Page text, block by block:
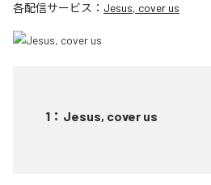
各配信サービス： Jesus, cover us
1 ： Jesus, cover us